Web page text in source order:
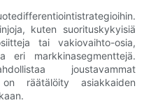
kuten suorituskykyisiä
tai vakiovaihto-osia,
eri markkinasegmenttejä.
joustavammat
räätälöity asiakkaiden